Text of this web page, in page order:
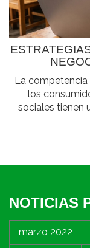
La competencia
los
sociales tienen
NOTICIAS
marzo 2022